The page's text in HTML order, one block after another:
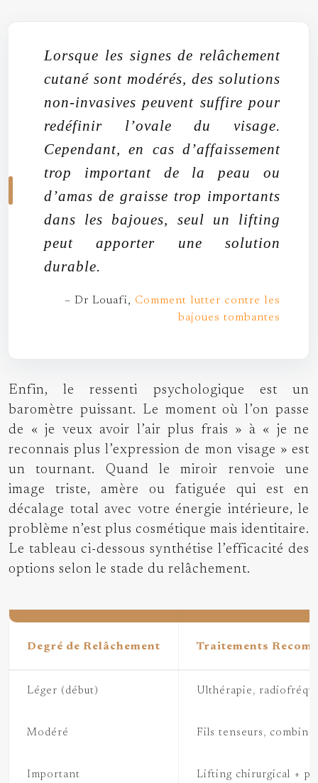
Lorsque les signes de relâchement
cutané sont modérés, des solutions
non-invasives peuvent suffire pour
redéfinir l’ovale du visage.
Cependant, en cas d’affaissement
trop important de la peau ou
d’amas de graisse trop importants
dans les bajoues, seul un lifting
peut apporter une solution
durable.
– Dr Louafi, Comment lutter contre les
bajoues tombantes
Enfin, le ressenti psychologique est un
baromètre puissant. Le moment où l’on passe
de « je veux avoir l’air plus frais » à « je ne
reconnais plus l’expression de mon visage » est
un tournant. Quand le miroir renvoie une
image triste, amère ou fatiguée qui est en
décalage total avec votre énergie intérieure, le
problème n’est plus cosmétique mais identitaire.
Le tableau ci-dessous synthétise l’efficacité des
options selon le stade du relâchement.
Degré de Relâchement Traitements
Léger (début) Ulthérapie,
Modéré Fils tenseurs,
Important Lifting chirurgical +